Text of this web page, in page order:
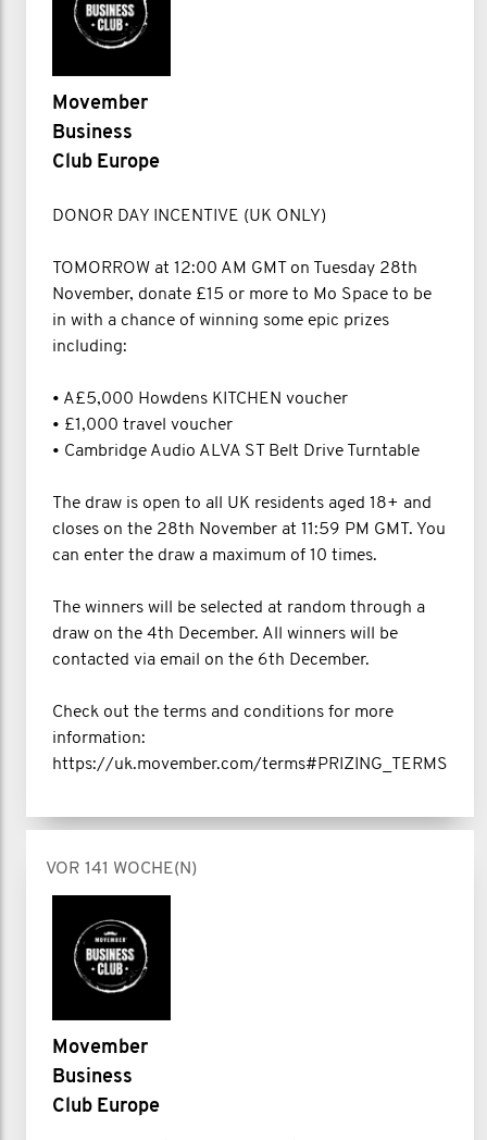
Movember
Business
Club Europe
DONOR DAY INCENTIVE (UK ONLY)
TOMORROW at 12:00 AM GMT on Tuesday 28th
November, donate £15 or more to Mo Space to be
in with a chance of winning some epic prizes
including:
• A£5,000 Howdens KITCHEN voucher
• £1,000 travel voucher
• Cambridge Audio ALVA ST Belt Drive Turntable
The draw is open to all UK residents aged 18+ and
closes on the 28th November at 11:59 PM GMT. You
can enter the draw a maximum of 10 times.
The winners will be selected at random through a
draw on the 4th December. All winners will be
contacted via email on the 6th December.
Check out the terms and conditions for more
information:
https://uk.movember.com/terms#PRIZING_TERMS
VOR 141 WOCHE(N)
Movember
Business
Club Europe